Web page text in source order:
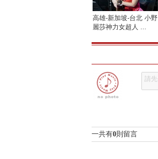
高雄-新加坡-台北 小野
麗莎神力女超人 ...
一共有0則留言